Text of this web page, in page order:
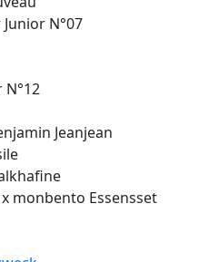
N°07
N°12
Jeanjean
monbento Essensset